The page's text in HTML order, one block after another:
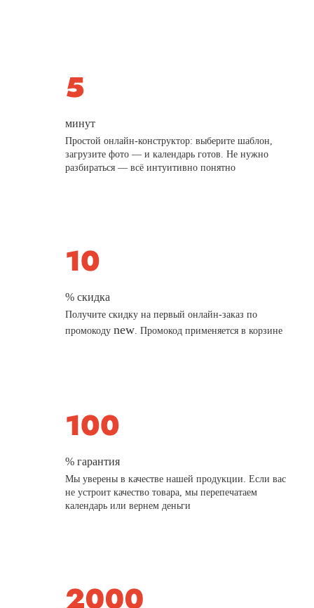
минут
Простой онлайн-конструктор: выберите шаблон,
загрузите фото — и календарь готов. Не нужно
разбираться — всё интуитивно понятно
% скидка
Получите скидку на первый онлайн-заказ по
промокодуnew. Промокод применяется в корзине
% гарантия
Мы уверены в качестве нашей продукции. Если вас
не устроит качество товара, мы перепечатаем
календарь или вернем деньги